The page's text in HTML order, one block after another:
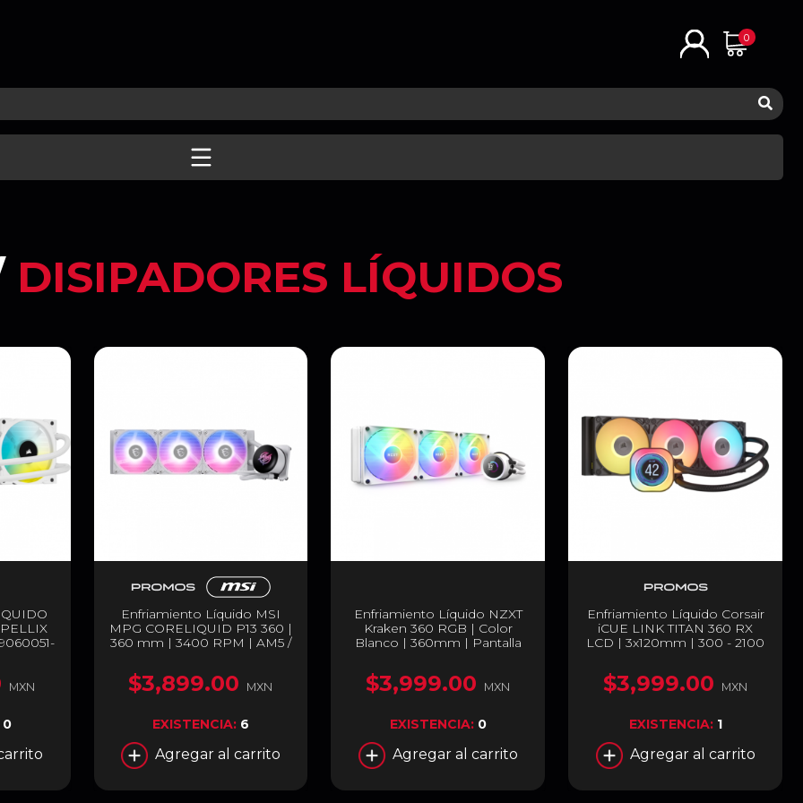
0
DISIPADORES LÍQUIDOS
MXN
0
Enfriamiento Líquido MSI
MPG CORELIQUID P13 360 |
360 mm | 3400 RPM | AM5 /
Pantalla Personalizable LCD
de 2.1" | ARGB | Blanco |
MPG CORELIQUID P13 360 /
$3,899.00 MXN
EXISTENCIA: 6
Agregar al carrito
Enfriamiento Líquido NZXT
Kraken 360 RGB | Color
Blanco | 360mm | Pantalla
ventiladores de 120mm | RL-
KR360-W1
$3,999.00 MXN
EXISTENCIA: 0
Agregar al carrito
Enfriamiento Líquido Corsair
iCUE LINK TITAN 360 RX
LCD | 3x120mm | 300 - 2100
LCD Personalizable | Intel
LGA1851/1700 | AMD
AM5/AM4 | Color Negro |
$3,999.00 MXN
EXISTENCIA: 1
Agregar al carrito